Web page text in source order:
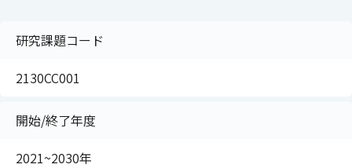
研究課題コード
2130CC001
開始/終了年度
2021~2030年